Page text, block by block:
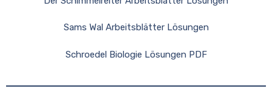
Sams Wal Arbeitsblätter Lösungen
Schroedel Biologie Lösungen PDF